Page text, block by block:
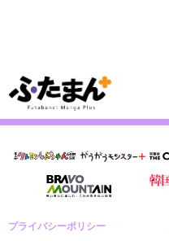
プライバシーポリシー